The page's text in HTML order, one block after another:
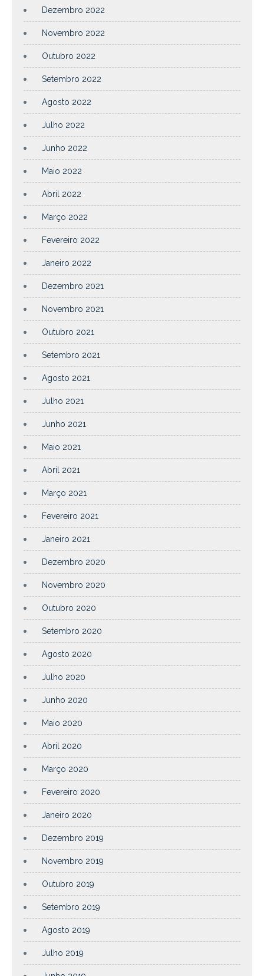
Dezembro 2022
Novembro 2022
Outubro 2022
Setembro 2022
Agosto 2022
Julho 2022
Junho 2022
Maio 2022
Abril 2022
Março 2022
Fevereiro 2022
Janeiro 2022
Dezembro 2021
Novembro 2021
Outubro 2021
Setembro 2021
Agosto 2021
Julho 2021
Junho 2021
Maio 2021
Abril 2021
Março 2021
Fevereiro 2021
Janeiro 2021
Dezembro 2020
Novembro 2020
Outubro 2020
Setembro 2020
Agosto 2020
Julho 2020
Junho 2020
Maio 2020
Abril 2020
Março 2020
Fevereiro 2020
Janeiro 2020
Dezembro 2019
Novembro 2019
Outubro 2019
Setembro 2019
Agosto 2019
Julho 2019